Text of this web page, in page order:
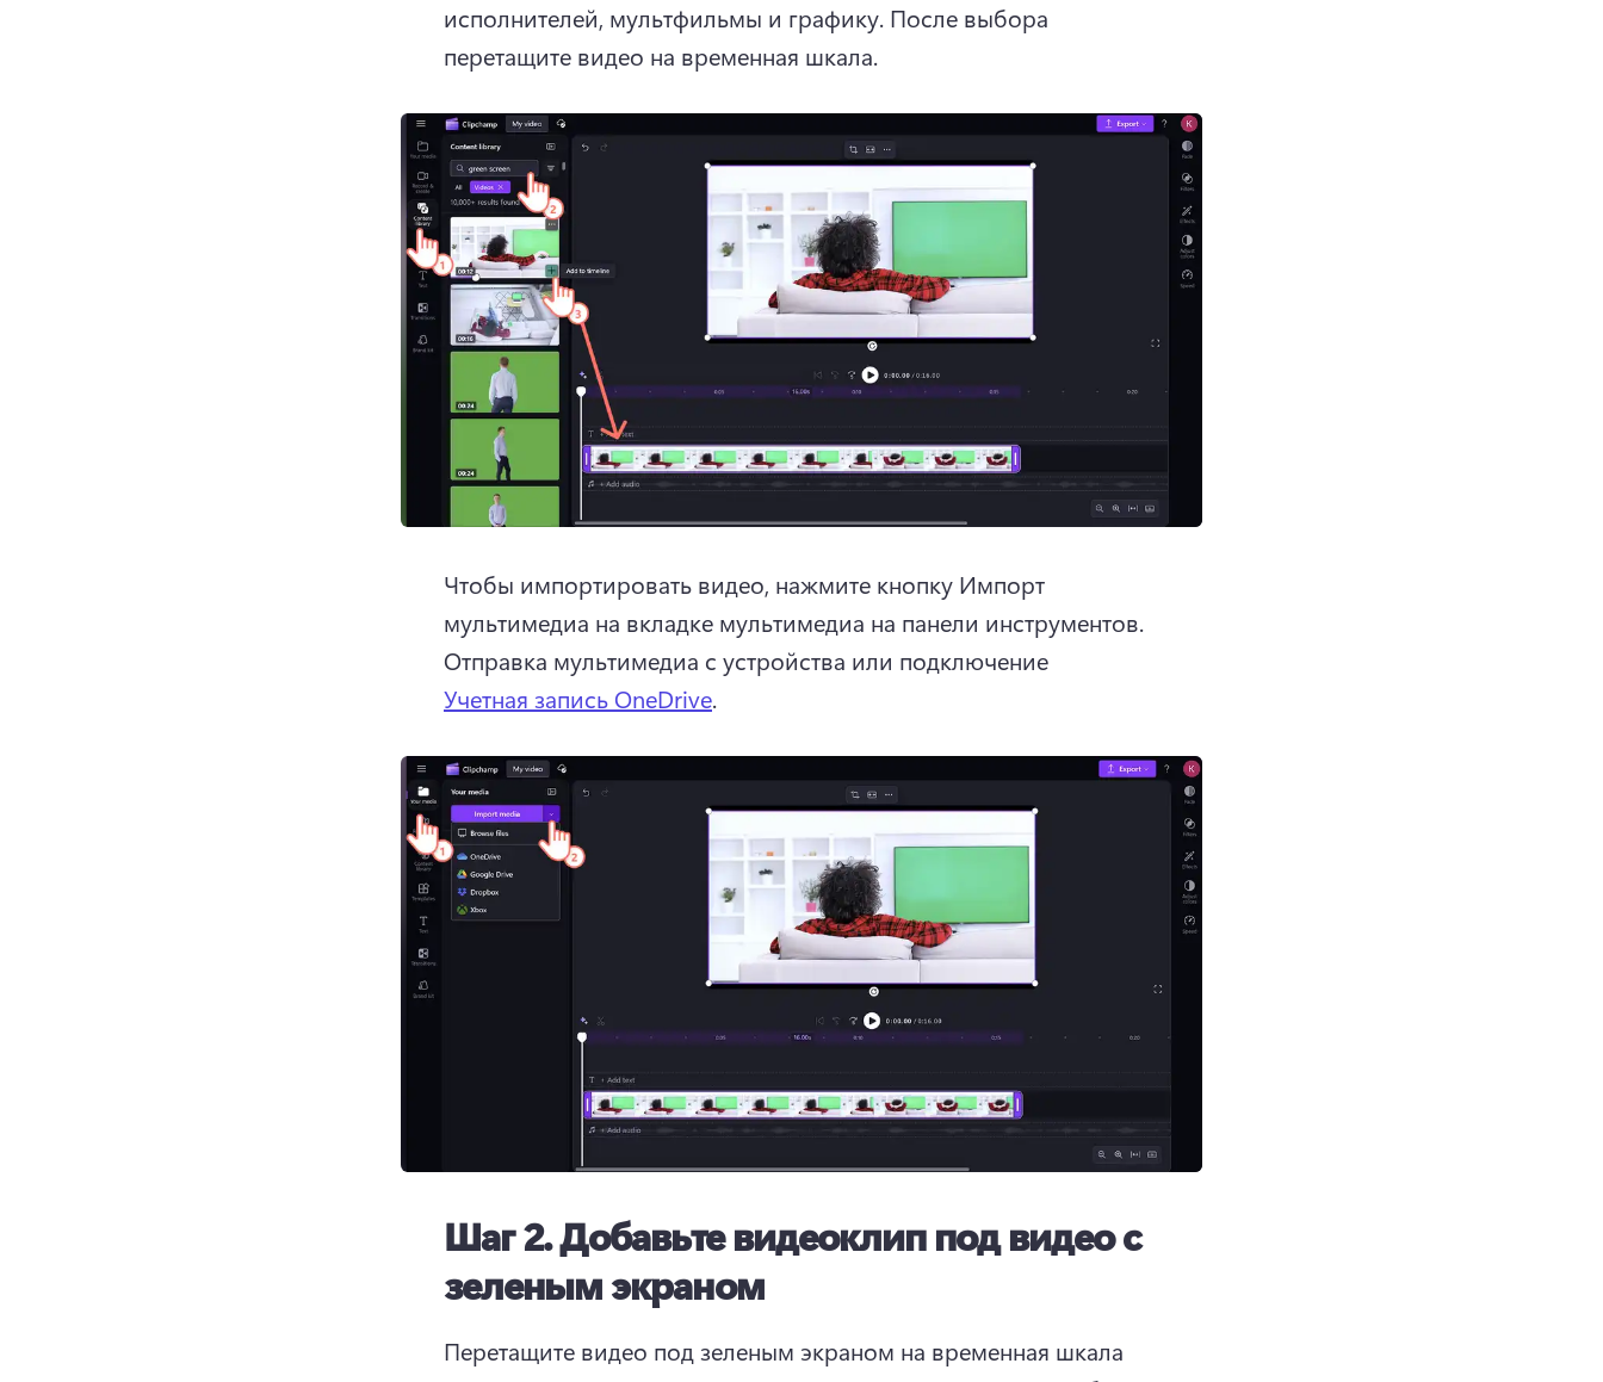
исполнителей, мультфильмы и графику. После выбора
перетащите видео на временная шкала.
Чтобы импортировать видео, нажмите кнопку Импорт
Отправка мультимедиа с устройства или подключение
Учетная запись OneDrive.
Шаг 2.Добавьте видеоклип под видео с
зеленым экраном
Перетащите видео под зеленым экраном на временная шкала